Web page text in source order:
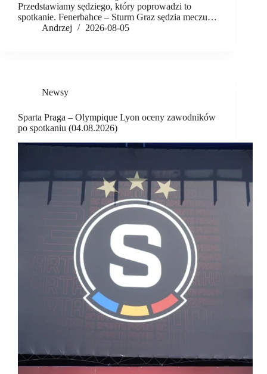
Przedstawiamy sędziego, który poprowadzi to
spotkanie. Fenerbahce – Sturm Graz sędzia meczu…
Andrzej
2026-08-05
Newsy
Sparta Praga – Olympique Lyon oceny zawodników
po spotkaniu (04.08.2026)